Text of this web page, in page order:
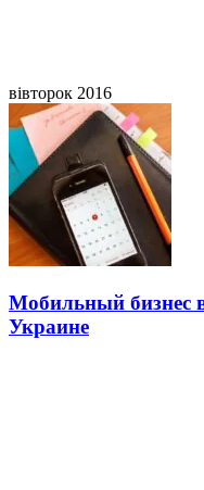
вівторок 2016
Мобильный бизнес
Украине